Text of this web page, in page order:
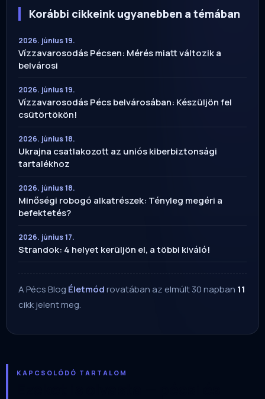
Korábbi cikkeink ugyanebben a témában
2026. június 19.
Vízzavarosodás Pécsen: Mérés miatt változik a
belvárosi
2026. június 19.
Vízzavarosodás Pécs belvárosában: Készüljön fel
csütörtökön!
2026. június 18.
Ukrajna csatlakozott az uniós kiberbiztonsági
tartalékhoz
2026. június 18.
Minőségi robogó alkatrészek: Tényleg megéri a
befektetés?
2026. június 17.
Strandok: 4 helyet kerüljön el, a többi kiváló!
A Pécs Blog Életmódrovatában az elmúlt 30 napban 11
cikk jelent meg.
KAPCSOLÓDÓ TARTALOM